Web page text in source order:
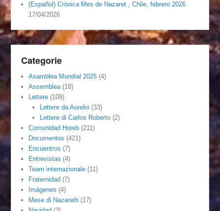
(Español) Crónica Mes de Nazaret , Chile, febrero 2026
17/04/2026
Categorie
Asamblea Mundial 2025 (4)
Assemblea(18)
Lettere (109)
Lettere da Aurelio(33)
Lettere di Carlos Roberto(2)
Comunidad Horeb (211)
Documentos (421)
Encuentros (7)
Entrevistas (4)
Team internazionale (11)
Fraternidad (7)
Imágenes (4)
Mese di Nazareth (17)